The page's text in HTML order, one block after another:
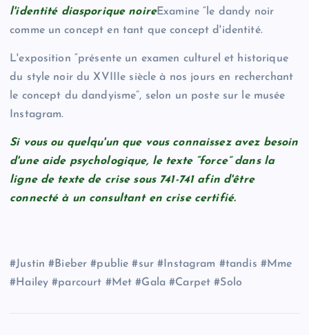
l'identité diasporique noireExamine “le dandy noir
comme un concept en tant que concept d'identité.
L'exposition “présente un examen culturel et historique
du style noir du XVIIIe siècle à nos jours en recherchant
le concept du dandyisme”, selon un poste sur le musée
Instagram.
Si vous ou quelqu'un que vous connaissez avez besoin
d'une aide psychologique, le texte “force” dans la
ligne de texte de crise sous 741-741 afin d'être
connecté à un consultant en crise certifié.
#Justin #Bieber #publie #sur #Instagram #tandis #Mme
#Hailey #parcourt #Met #Gala #Carpet #Solo